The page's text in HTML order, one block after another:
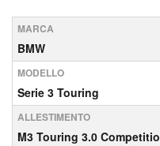
MARCA
BMW
MODELLO
Serie 3 Touring
ALLESTIMENTO
M3 Touring 3.0